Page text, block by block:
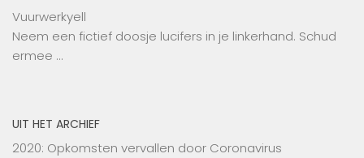
Vuurwerkyell
Neem een fictief doosje lucifers in je linkerhand. Schud
ermee …
UIT HET ARCHIEF
2020: Opkomsten vervallen door Coronavirus